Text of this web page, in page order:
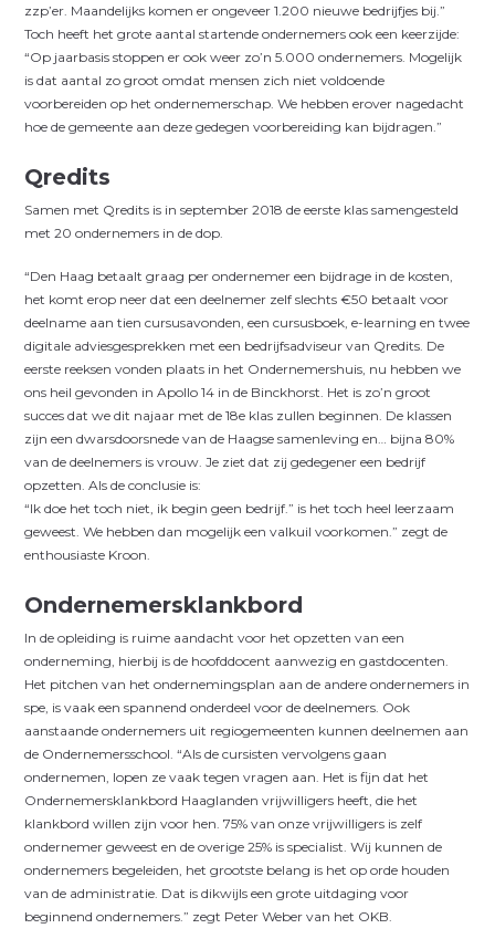
zzp’er. Maandelijks komen er ongeveer 1.200 nieuwe bedrijfjes bij.”
Toch heeft het grote aantal startende ondernemers ook een keerzijde:
“Op jaarbasis stoppen er ook weer zo’n 5.000 ondernemers. Mogelijk
is dat aantal zo groot omdat mensen zich niet voldoende
voorbereiden op het ondernemerschap. We hebben erover nagedacht
hoe de gemeente aan deze gedegen voorbereiding kan bijdragen.”
Qredits
Samen met Qredits is in september 2018 de eerste klas samengesteld
met 20 ondernemers in de dop.
“Den Haag betaalt graag per ondernemer een bijdrage in de kosten,
het komt erop neer dat een deelnemer zelf slechts €50 betaalt voor
deelname aan tien cursusavonden, een cursusboek, e-lear­ning en twee
digitale adviesgesprekken met een bedrijfs­adviseur van Qredits. De
eerste reeksen vonden plaats in het Onder­nemershuis, nu hebben we
ons heil gevonden in Apollo 14 in de Binckhorst. Het is zo’n groot
succes dat we dit najaar met de 18e klas zullen beginnen. De klassen
zijn een dwarsdoorsnede van de Haagse samenleving en… bijna 80%
van de deelnemers is vrouw. Je ziet dat zij gedegener een bedrijf
opzetten. Als de conclusie is:
“Ik doe het toch niet, ik begin geen bedrijf.” is het toch heel leerzaam
geweest. We hebben dan mogelijk een valkuil voor­komen.” zegt de
enthou­siaste Kroon.
Ondernemersklankbord
In de opleiding is ruime aandacht voor het opzetten van een
onderneming, hierbij is de hoofddocent aanwezig en gast­docenten.
Het pitchen van het ondernemingsplan aan de andere ondernemers in
spe, is vaak een spannend onderdeel voor de deelnemers. Ook
aanstaande ondernemers uit regiogemeenten kunnen deelnemen aan
de Ondernemersschool. “Als de cursisten vervolgens gaan
ondernemen, lopen ze vaak tegen vragen aan. Het is fijn dat het
Ondernemersklankbord Haaglanden vrijwilligers heeft, die het
klankbord willen zijn voor hen. 75% van onze vrijwilligers is zelf
ondernemer geweest en de overige 25% is specialist. Wij kunnen de
ondernemers begeleiden, het grootste belang is het op orde houden
van de administratie. Dat is dikwijls een grote uitdaging voor
beginnend onder­nemers.” zegt Peter Weber van het OKB.